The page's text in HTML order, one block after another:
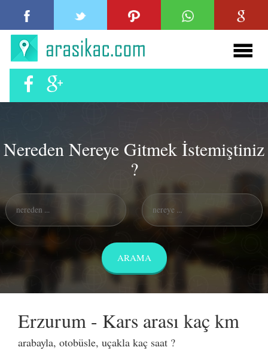
Nereden Nereye Gitmek İstemiştiniz
?
Erzurum - Kars arası kaç km
arabayla, otobüsle, uçakla kaç saat ?